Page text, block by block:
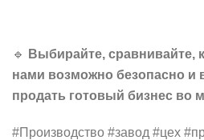
🔹
Выбирайте, сравнивайте,
нами возможно безопасно и
продать готовый бизнес во
#Производство #завод #цех